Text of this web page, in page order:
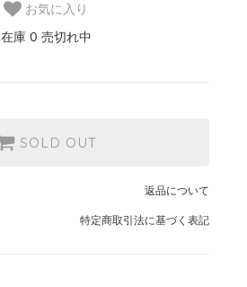
お気に入り
在庫 0 売切れ中
SOLD OUT
返品について
特定商取引法に基づく表記